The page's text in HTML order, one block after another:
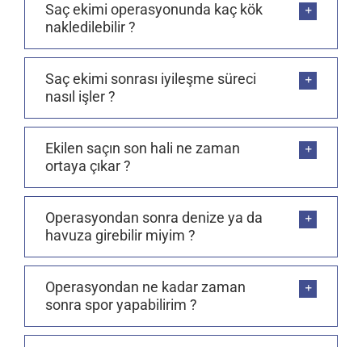
Saç ekimi operasyonunda kaç kök
nakledilebilir ?
Saç ekimi sonrası iyileşme süreci
nasıl işler ?
Ekilen saçın son hali ne zaman
ortaya çıkar ?
Operasyondan sonra denize ya da
havuza girebilir miyim ?
Operasyondan ne kadar zaman
sonra spor yapabilirim ?